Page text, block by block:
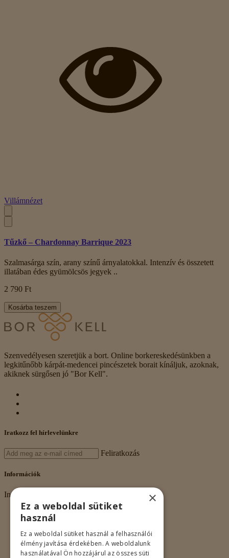
Villámnézet
Tűzkő – Chardonnay Barrique 2023
Szalmasárga szín, arany színű árnyalatokkal. Intenzív és összetett
illatában édes gyümölcsös jegyek ..
2 790 Ft
Kosárba teszem
Szenvedélyesen szeretjük a bort. Online borkereskedésünkben a
legkitűnőbb kárpát-medencei pincészetek borait kínáljuk, azoknak,
akiknek sürgősen jó "Bor Kell".
Iratkozz fel hírlevelünkre
Feliratkozás
Információk
Információk
Rólunk
Adatkezelés
Vásárlási feltételek
Nagykereskedelem
Kapcsolat
×
Ez a weboldal sütiket
használ
Ez a weboldal sütiket használ a felhasználói
élmény javítása érdekében. A weboldalunk
használatával Ön hozzájárul az összes süti